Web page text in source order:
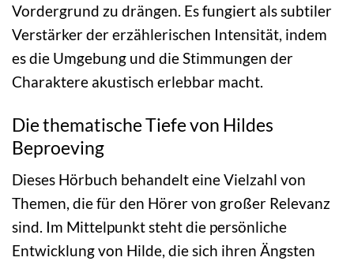
Vordergrund zu drängen. Es fungiert als subtiler
Verstärker der erzählerischen Intensität, indem
es die Umgebung und die Stimmungen der
Charaktere akustisch erlebbar macht.
Die thematische Tiefe von Hildes
Beproeving
Dieses Hörbuch behandelt eine Vielzahl von
Themen, die für den Hörer von großer Relevanz
sind. Im Mittelpunkt steht die persönliche
Entwicklung von Hilde, die sich ihren Ängsten